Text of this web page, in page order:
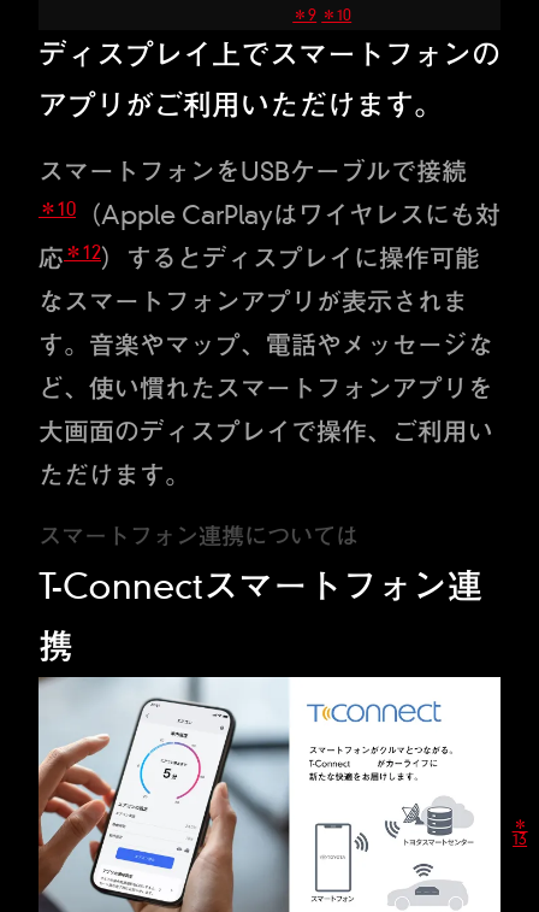
＊9 ＊10
ディスプレイ上でスマートフォンの
アプリがご利用いただけます。
スマートフォンをUSBケーブルで接続
＊10
（Apple CarPlayはワイヤレスにも対
応 ＊12）するとディスプレイに操作可能
なスマートフォンアプリが表示されま
す。音楽やマップ、電話やメッセージな
ど、使い慣れたスマートフォンアプリを
大画面のディスプレイで操作、ご利用い
ただけます。
スマートフォン連携については
T-Connectスマートフォン連
携
＊
13